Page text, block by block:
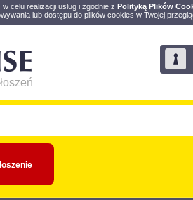
celu realizacji usług i zgodnie z Polityką Plików
lub dostępu do plików cookies w Twojej